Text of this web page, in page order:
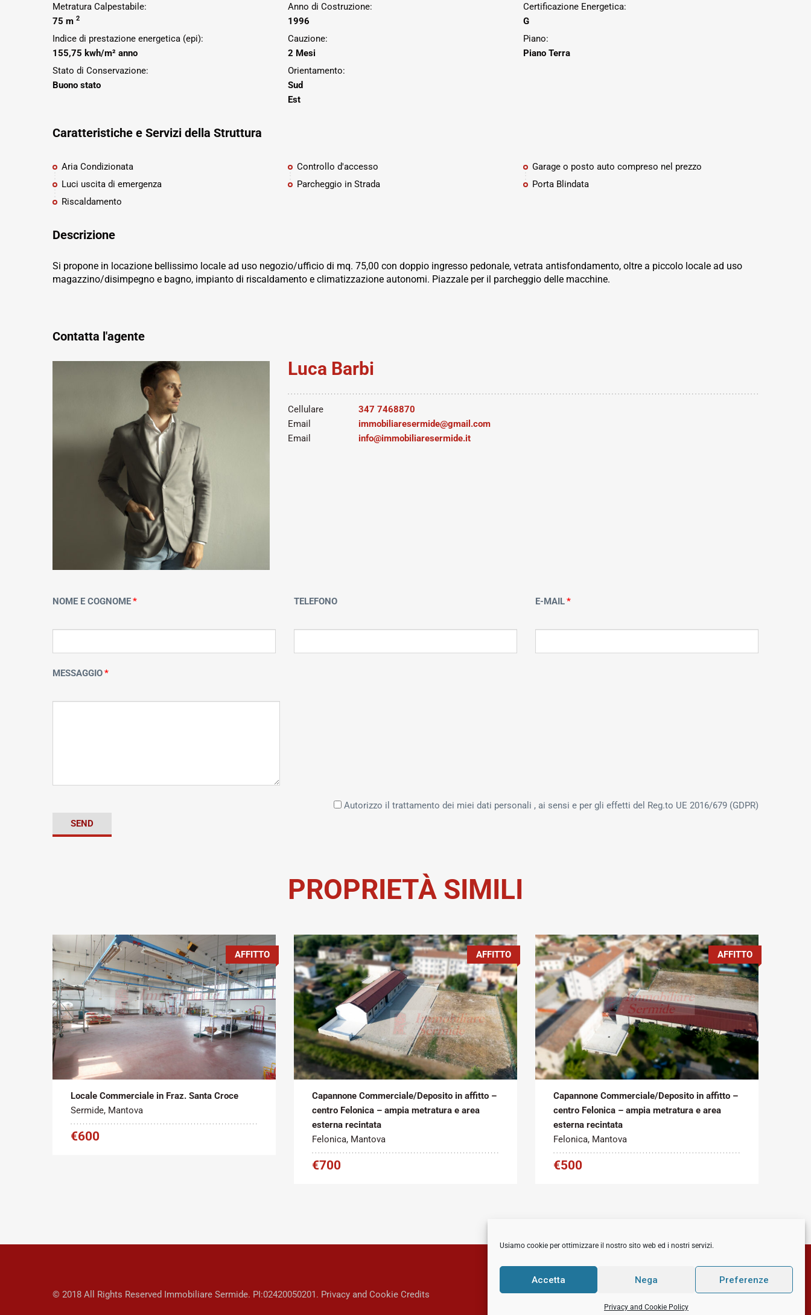
Usiamo cookie per ottimizzare il nostro sito web ed i nostri servizi.
Accetta Nega Preferenze
Privacy and Cookie Policy
Metratura Calpestabile:
75 m 2
Anno di Costruzione:
1996
Certificazione Energetica:
G
Indice di prestazione energetica (epi):
155,75 kwh/m² anno
Cauzione:
2 Mesi
Piano:
Piano Terra
Stato di Conservazione:
Buono stato
Orientamento:
Sud
Est
Caratteristiche e Servizi della Struttura
Aria Condizionata Controllo d'accesso
Garage o posto auto compreso nel prezzo
Luci uscita di emergenza
Parcheggio in Strada
Porta Blindata
Riscaldamento
Descrizione
Si propone in locazione bellissimo locale ad uso negozio/ufficio di mq. 75,00 con doppio ingresso pedonale, vetrata antisfondamento, oltre a piccolo locale ad uso
magazzino/disimpegno e bagno, impianto di riscaldamento e climatizzazione autonomi. Piazzale per il parcheggio delle macchine.
Contatta l'agente
Luca Barbi
Cellulare
347 7468870
Email
immobiliaresermide@gmail.com
Email
info@immobiliaresermide.it
NOME E COGNOME TELEFONO E-MAIL
MESSAGGIO
Autorizzo il trattamento dei miei dati personali , ai sensi e per gli effetti del Reg.to UE 2016/679 (GDPR)
PROPRIETÀ SIMILI
Tipo contratto:
Affitto
Metratura Commerciale:
AFFITTO
Locale Commerciale in Fraz. Santa Croce
Sermide, Mantova
€600
Tipo contratto:
Affitto
Metratura Commerciale:
272 m2
AFFITTO
Capannone Commerciale/Deposito in affitto –
centro Felonica – ampia metratura e area
esterna recintata
Felonica, Mantova
€700
Tipo contratto:
Affitto
Metratura Commerciale:
234 m2
AFFITTO
Capannone Commerciale/Deposito in affitto –
centro Felonica – ampia metratura e area
esterna recintata
Felonica, Mantova
€500
© 2018 All Rights Reserved Immobiliare Sermide. PI:02420050201. Privacy and Cookie Credits